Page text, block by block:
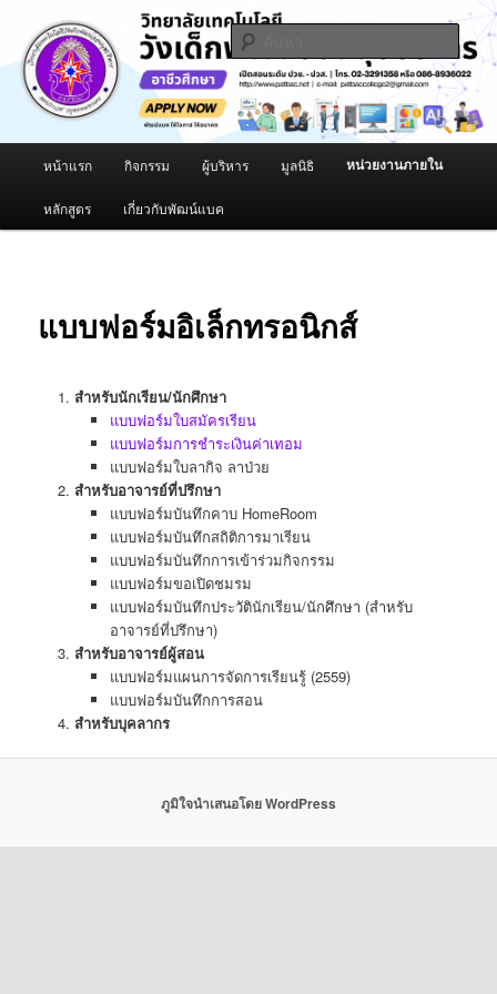
วิทยาลัยเทคโนโลยีวังเด็กพัฒน์อ่อนนุช
บริหาร
02-3291354-8, 086-8936022
ค้นหา
ข้าม
ไป
หน้าแรก กิจกรรม ผู้บริหาร มูลนิธิ หน่วยงานภายใน
หลักสูตร เกี่ยวกับพัฒน์แบค
แบบฟอร์มอิเล็กทรอนิกส์
สำหรับนักเรียน/นักศึกษา
แบบฟอร์มใบสมัครเรียน
แบบฟอร์มการชำระเงินค่าเทอม
แบบฟอร์มใบลากิจ ลาป่วย
สำหรับอาจารย์ที่ปรึกษา
แบบฟอร์มบันทึกคาบ HomeRoom
แบบฟอร์มบันทึกสถิติการมาเรียน
แบบฟอร์มบันทึกการเข้าร่วมกิจกรรม
แบบฟอร์มขอเปิดชมรม
แบบฟอร์มบันทึกประวัตินักเรียน/นักศึกษา (สำหรับ
อาจารย์ที่ปรึกษา)
สำหรับอาจารย์ผู้สอน
แบบฟอร์มแผนการจัดการเรียนรู้ (2559)
แบบฟอร์มบันทึกการสอน
สำหรับบุคลากร
ภูมิใจนำเสนอโดย WordPress